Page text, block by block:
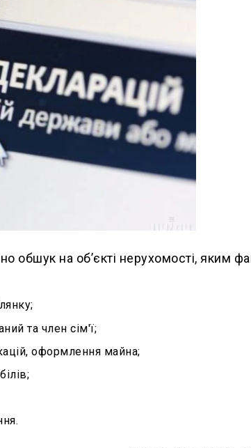
обшук на об’єкті нерухомості, яким
та член сім'ї;
оформлення майна;